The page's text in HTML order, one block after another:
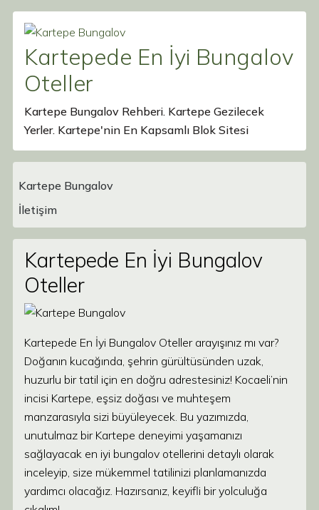
Kartepede En İyi Bungalov
Oteller
Kartepe Bungalov Rehberi. Kartepe Gezilecek
Yerler. Kartepe'nin En Kapsamlı Blok Sitesi
Main Navigation
Kartepe Bungalov
İletişim
Kartepede En İyi Bungalov
Oteller
Kartepede En İyi Bungalov Oteller arayışınız mı var?
Doğanın kucağında, şehrin gürültüsünden uzak,
huzurlu bir tatil için en doğru adrestesiniz! Kocaeli’nin
incisi Kartepe, eşsiz doğası ve muhteşem
manzarasıyla sizi büyüleyecek. Bu yazımızda,
unutulmaz bir Kartepe deneyimi yaşamanızı
sağlayacak en iyi bungalov otellerini detaylı olarak
inceleyip, size mükemmel tatilinizi planlamanızda
yardımcı olacağız. Hazırsanız, keyifli bir yolculuğa